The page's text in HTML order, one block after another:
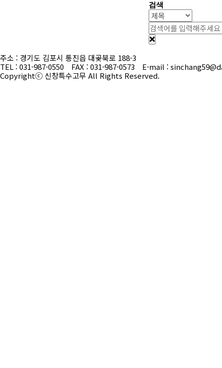
검색
주소 : 경기도 김포시 통진읍 대곶북로 188-3
TEL : 031-987-0550 FAX : 031-987-0573 E-mail :
Copyrightⓒ 신창특수고무 All Rights Reserved.